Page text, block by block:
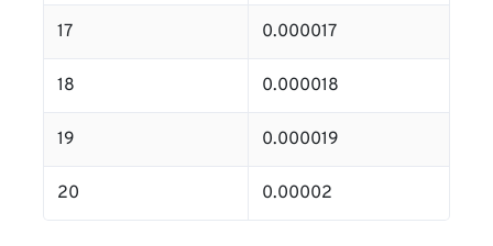
17 0.000017
18 0.000018
19 0.000019
20 0.00002